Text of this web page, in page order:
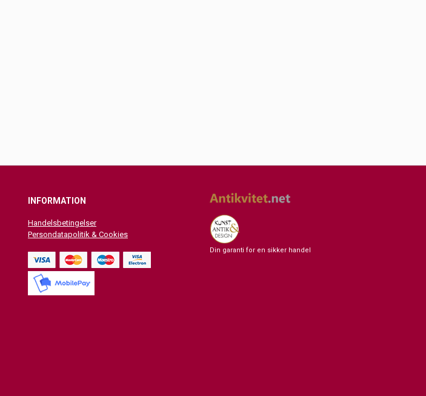
INFORMATION
Handelsbetingelser
Persondatapolitik & Cookies
Din garanti for en sikker handel